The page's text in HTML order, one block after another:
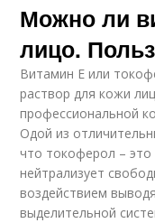
Можно ли
лицо.
Витамин Е или
раствор для кожи
профессиональной
Одой из
что токоферол –
нейтрализует
воздействием
выделительной